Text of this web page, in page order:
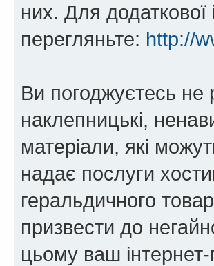
них. Для
перегляньте: http://
Ви погоджуєтесь не
наклепницькі,
матеріали, які
надає послуги
геральдичного
призвести до
цьому ваш